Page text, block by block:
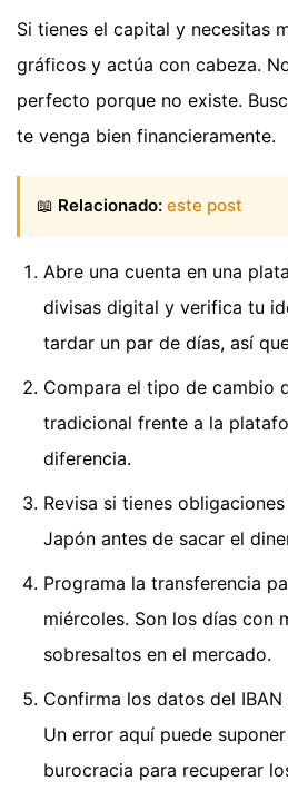
Si tienes el capital y necesitas
gráficos y actúa con cabeza.
perfecto porque no existe.
te venga bien financieramente.
📖 Relacionado: este post
Abre una cuenta en una
divisas digital y verifica tu
tardar un par de días, así
Compara el tipo de cambio
tradicional frente a la
diferencia.
Revisa si tienes
Japón antes de sacar el
Programa la transferencia
miércoles. Son los días con
sobresaltos en el mercado.
Confirma los datos del
Un error aquí puede
burocracia para recuperar